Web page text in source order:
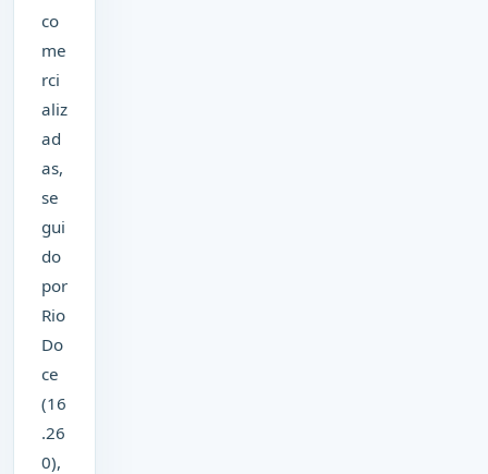
co
me
rci
aliz
ad
as,
se
gui
do
por
Rio
Do
ce
(16
.26
0),